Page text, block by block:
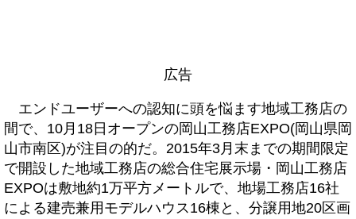
広告
エンドユーザーへの認知に頭を悩ます地域工務店の
間で、10月18日オープンの岡山工務店EXPO(岡山県岡
山市南区)が注目の的だ。2015年3月末までの期間限定
で開設した地域工務店の総合住宅展示場・岡山工務店
EXPOは敷地約1万平方メートルで、地場工務店16社
による建売兼用モデルハウス16棟と、分譲用地20区画